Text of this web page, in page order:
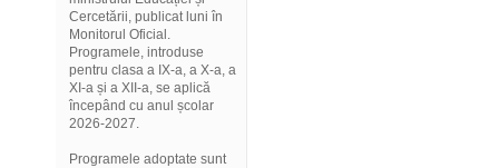
Cercetării, publicat luni în
Monitorul Oficial.
Programele, introduse
pentru clasa a IX-a, a X-a, a
XI-a și a XII-a, se aplică
începând cu anul școlar
2026-2027.
Programele adoptate sunt